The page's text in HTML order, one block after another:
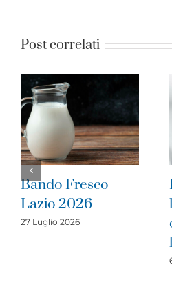
Post correlati
Incentivi per
l’acquisto di veicoli
commerciali